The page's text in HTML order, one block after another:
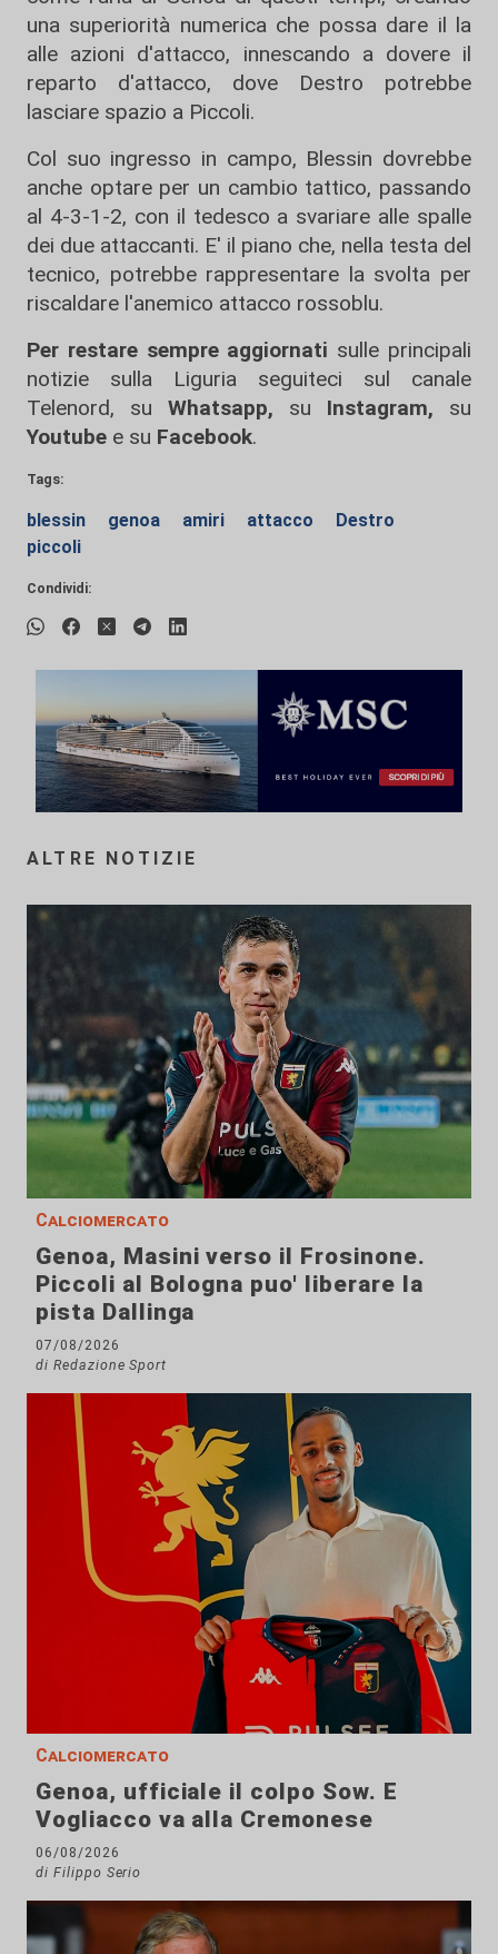
una superiorità numerica che possa dare il la
alle azioni d'attacco, innescando a dovere il
reparto d'attacco, dove Destro potrebbe
lasciare spazio a Piccoli.
Col suo ingresso in campo, Blessin dovrebbe
anche optare per un cambio tattico, passando
al 4-3-1-2, con il tedesco a svariare alle spalle
dei due attaccanti. E' il piano che, nella testa del
tecnico, potrebbe rappresentare la svolta per
riscaldare l'anemico attacco rossoblu.
Per restare sempre aggiornati sulle principali
notizie sulla Liguria seguiteci sul canale
Telenord, su
Whatsapp, su Instagram, su
Youtube e su Facebook.
Tags:
blessin genoa amiri attacco
Destro
piccoli
Condividi:
ALTRE NOTIZIE
Calciomercato
Genoa, Masini verso il Frosinone.
Piccoli al Bologna puo' liberare la
pista Dallinga
07/08/2026
di Redazione Sport
Calciomercato
Genoa, ufficiale il colpo Sow. E
Vogliacco va alla Cremonese
06/08/2026
di Filippo Serio